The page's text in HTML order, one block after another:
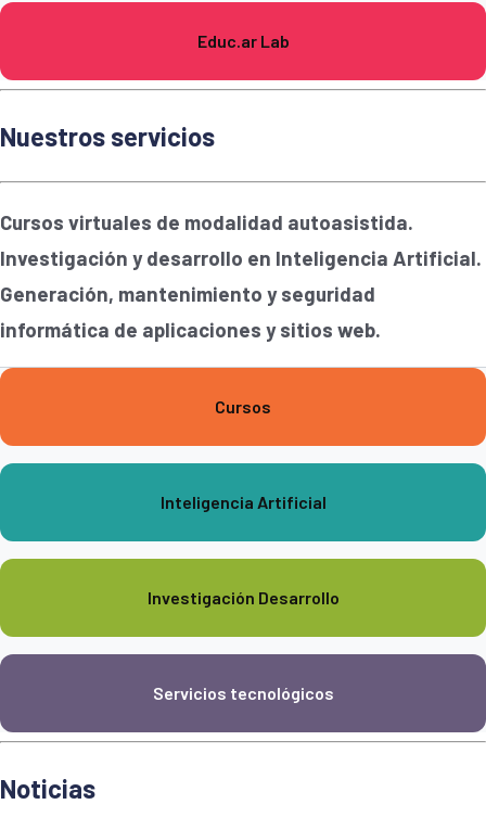
Educ.ar Lab
Nuestros servicios
Cursos virtuales de modalidad autoasistida.
Investigación y desarrollo en Inteligencia Artificial.
Generación, mantenimiento y seguridad
informática de aplicaciones y sitios web.
Cursos
Inteligencia Artificial
Investigación Desarrollo
Servicios tecnológicos
Noticias